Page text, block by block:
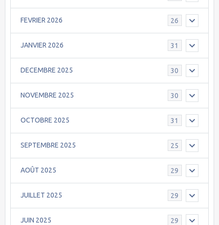
FEVRIER 2026 26
JANVIER 2026 31
DECEMBRE 2025 30
NOVEMBRE 2025 30
OCTOBRE 2025 31
SEPTEMBRE 2025 25
AOÛT 2025 29
JUILLET 2025 29
JUIN 2025 29